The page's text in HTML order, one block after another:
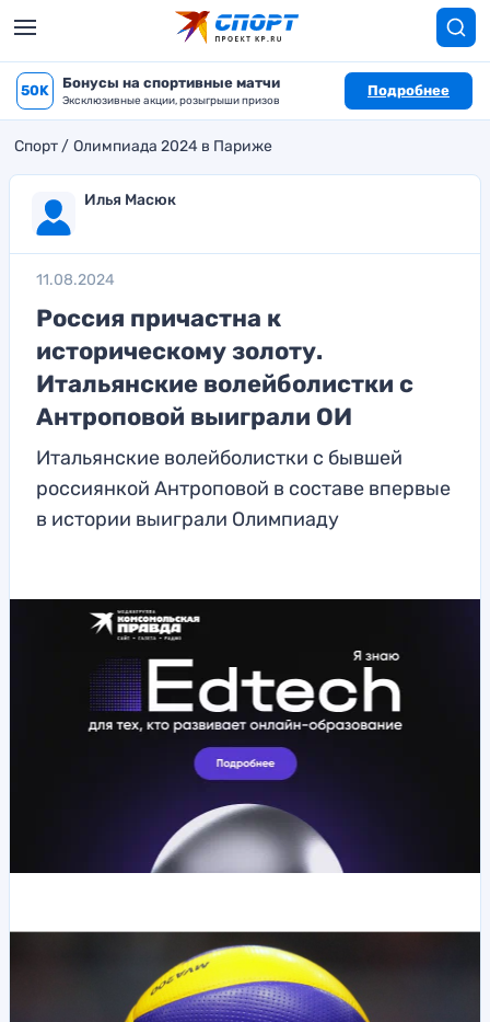
50K Бонусы на спортивные матчи
Эксклюзивные акции, розыгрыши призов
Подробнее
Спорт Олимпиада 2024 в Париже
Илья Масюк
11.08.2024
Россия причастна к
историческому золоту.
Итальянские волейболистки с
Антроповой выиграли ОИ
Итальянские волейболистки с бывшей
россиянкой Антроповой в составе впервые
в истории выиграли Олимпиаду